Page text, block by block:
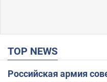
TOP NEWS
Российская армия